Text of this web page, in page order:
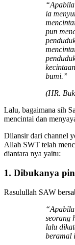
ia
pun
bumi.”
(HR.
Lalu, bagaimana sih
mencintai dan
Dilansir dari channel
Allah SWT telah
diantara nya yaitu:
1. Dibukanya
Rasulullah SAW
seorang
lalu
beramal